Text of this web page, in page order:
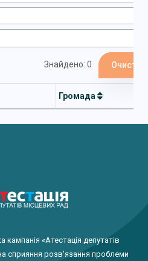
Знайдено: 0
Громада
кампанія «Атестація депутатів
сприяння розв'язання проблеми